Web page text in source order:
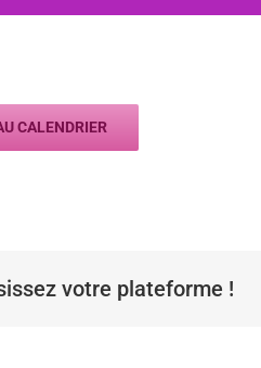
CALENDRIER
votre plateforme !